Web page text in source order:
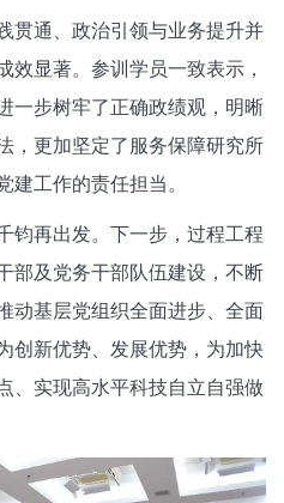
贯通、政治引领与业务提升并
效显著。参训学员一致表示，
一步树牢了正确政绩观，明晰
，更加坚定了服务保障研究所
建工作的责任担当。
钧再出发。下一步，过程工程
部及党务干部队伍建设，不断
动基层党组织全面进步、全面
创新优势、发展优势，为加快
、实现高水平科技自立自强做